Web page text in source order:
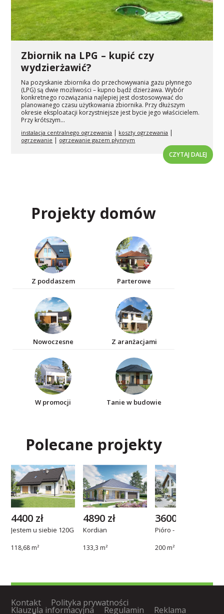
Zbiornik na LPG – kupić czy
wydzierżawić?
Na pozyskanie zbiornika do przechowywania gazu płynnego
(LPG) są dwie możliwości – kupno bądź dzierżawa. Wybór
konkretnego rozwiązania najlepiej jest dostosowywać do
planowanego czasu użytkowania zbiornika. Przy dłuższym
okresie eksploatacji korzystniejsze jest bycie jego właścicielem.
Przy krótszym...
instalacja centralnego ogrzewania | koszty ogrzewania |
ogrzewanie | ogrzewanie gazem płynnym
CZYTAJ DALEJ
Projekty domów
Z poddaszem Parterowe
Nowoczesne Z aranżacjami
W promocji Tanie w budowie
Polecane projekty
Jestem u siebie 120G
118,68 m²
4400 zł
Kordian
133,3 m²
4890 zł
Pióro - 11
200 m²
3600 zł
Kontakt Polityka prywatności
Klauzula informacyjna Regulamin Reklama